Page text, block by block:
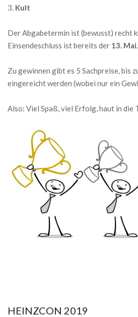
Kult
Der Abgabetermin ist (bewusst) recht
Einsendeschluss ist bereits der 13. Mai.
Zu gewinnen gibt es 5 Sachpreise, bis
eingereicht werden (wobei nur ein
Also: Viel Spaß, viel Erfolg, haut in die
HEINZCON 2019